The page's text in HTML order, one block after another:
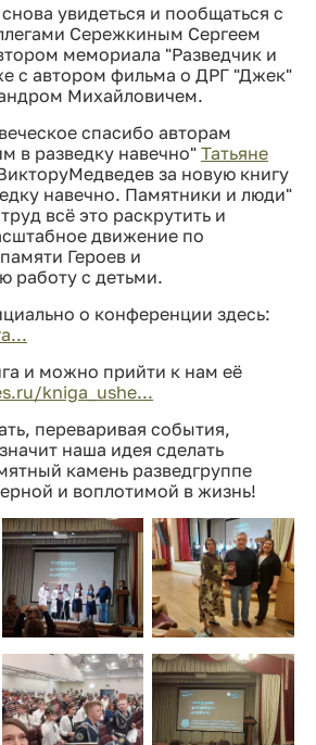
увидеться и пообщаться с
Сережкиным Сергеем
мемориала "Разведчик и
с автором фильма о ДРГ "Джек"
Михайловичем.
спасибо авторам
в разведку навечно" Татьяне
за новую книгу
навечно. Памятники и люди"
всё это раскрутить и
движение по
Героев и
работу с детьми.
о конференции здесь:
и можно прийти к нам её
kniga_ushe...
переваривая события,
наша идея сделать
камень разведгруппе
и воплотимой в жизнь!